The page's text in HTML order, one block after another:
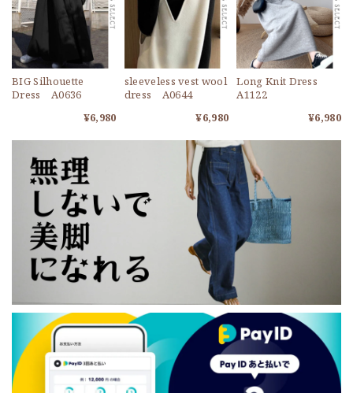
BIG Silhouette
Dress A0636
¥6,980
sleeveless vest wool
dress A0644
¥6,980
Long Knit Dress
A1122
¥6,980